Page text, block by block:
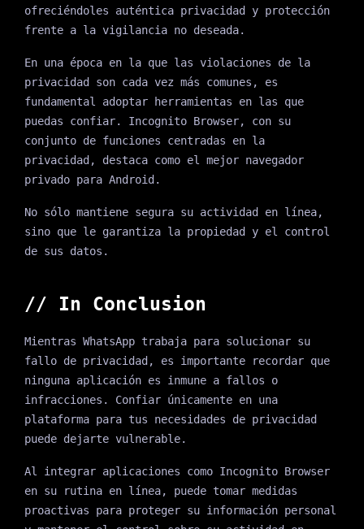
ofreciéndoles auténtica privacidad y protección
frente a la vigilancia no deseada.
En una época en la que las violaciones de la
privacidad son cada vez más comunes, es
fundamental adoptar herramientas en las que
puedas confiar. Incognito Browser, con su
conjunto de funciones centradas en la
privacidad, destaca como el mejor navegador
privado para Android.
No sólo mantiene segura su actividad en línea,
sino que le garantiza la propiedad y el control
de sus datos.
// In Conclusion
Mientras WhatsApp trabaja para solucionar su
fallo de privacidad, es importante recordar que
ninguna aplicación es inmune a fallos o
infracciones. Confiar únicamente en una
plataforma para tus necesidades de privacidad
puede dejarte vulnerable.
Al integrar aplicaciones como Incognito Browser
en su rutina en línea, puede tomar medidas
proactivas para proteger su información personal